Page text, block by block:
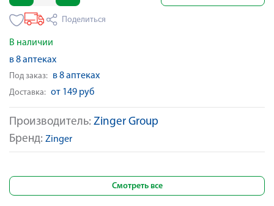
Производитель: Zinger Group
Бренд: Zinger
Поделиться
В наличии
в 8 аптеках
Под заказ: в 8 аптеках
Доставка: от 149 руб
Смотреть все